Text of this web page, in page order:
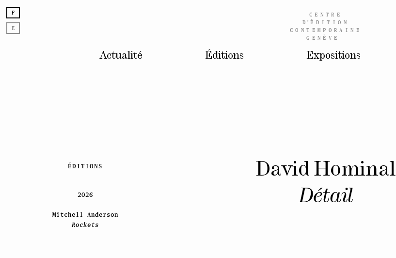
CENTRE
D’ÉDITION
CONTEMPORAINE
GENÈVE
Actualité Éditions Expositions
David Hominal
Détail
ÉDITIONS
2026
Mitchell Anderson
Rockets
F
E